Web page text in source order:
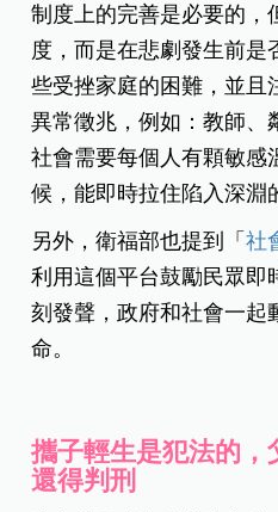
制度上的完善是必要的，
度，而是在悲劇發生前是
些受挫家庭的困難，並且
異常徵兆，例如：教師、
社會需要每個人有顆敏感
候，能即時拉住陷入深淵
另外，衛福部也提到
「社
利用這個平台鼓勵民眾即
刻發聲，政府和社會一起
命。
攜子輕生是犯法的
還得判刑